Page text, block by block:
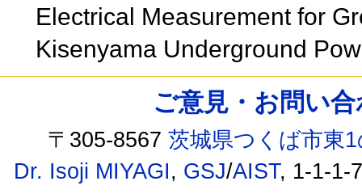
Electrical Measurement for
Kisenyama Underground
ご意見・お問い
〒305-8567茨城県つくば市東
Dr. Isoji MIYAGI, GSJ/AIST, 1-1-1-